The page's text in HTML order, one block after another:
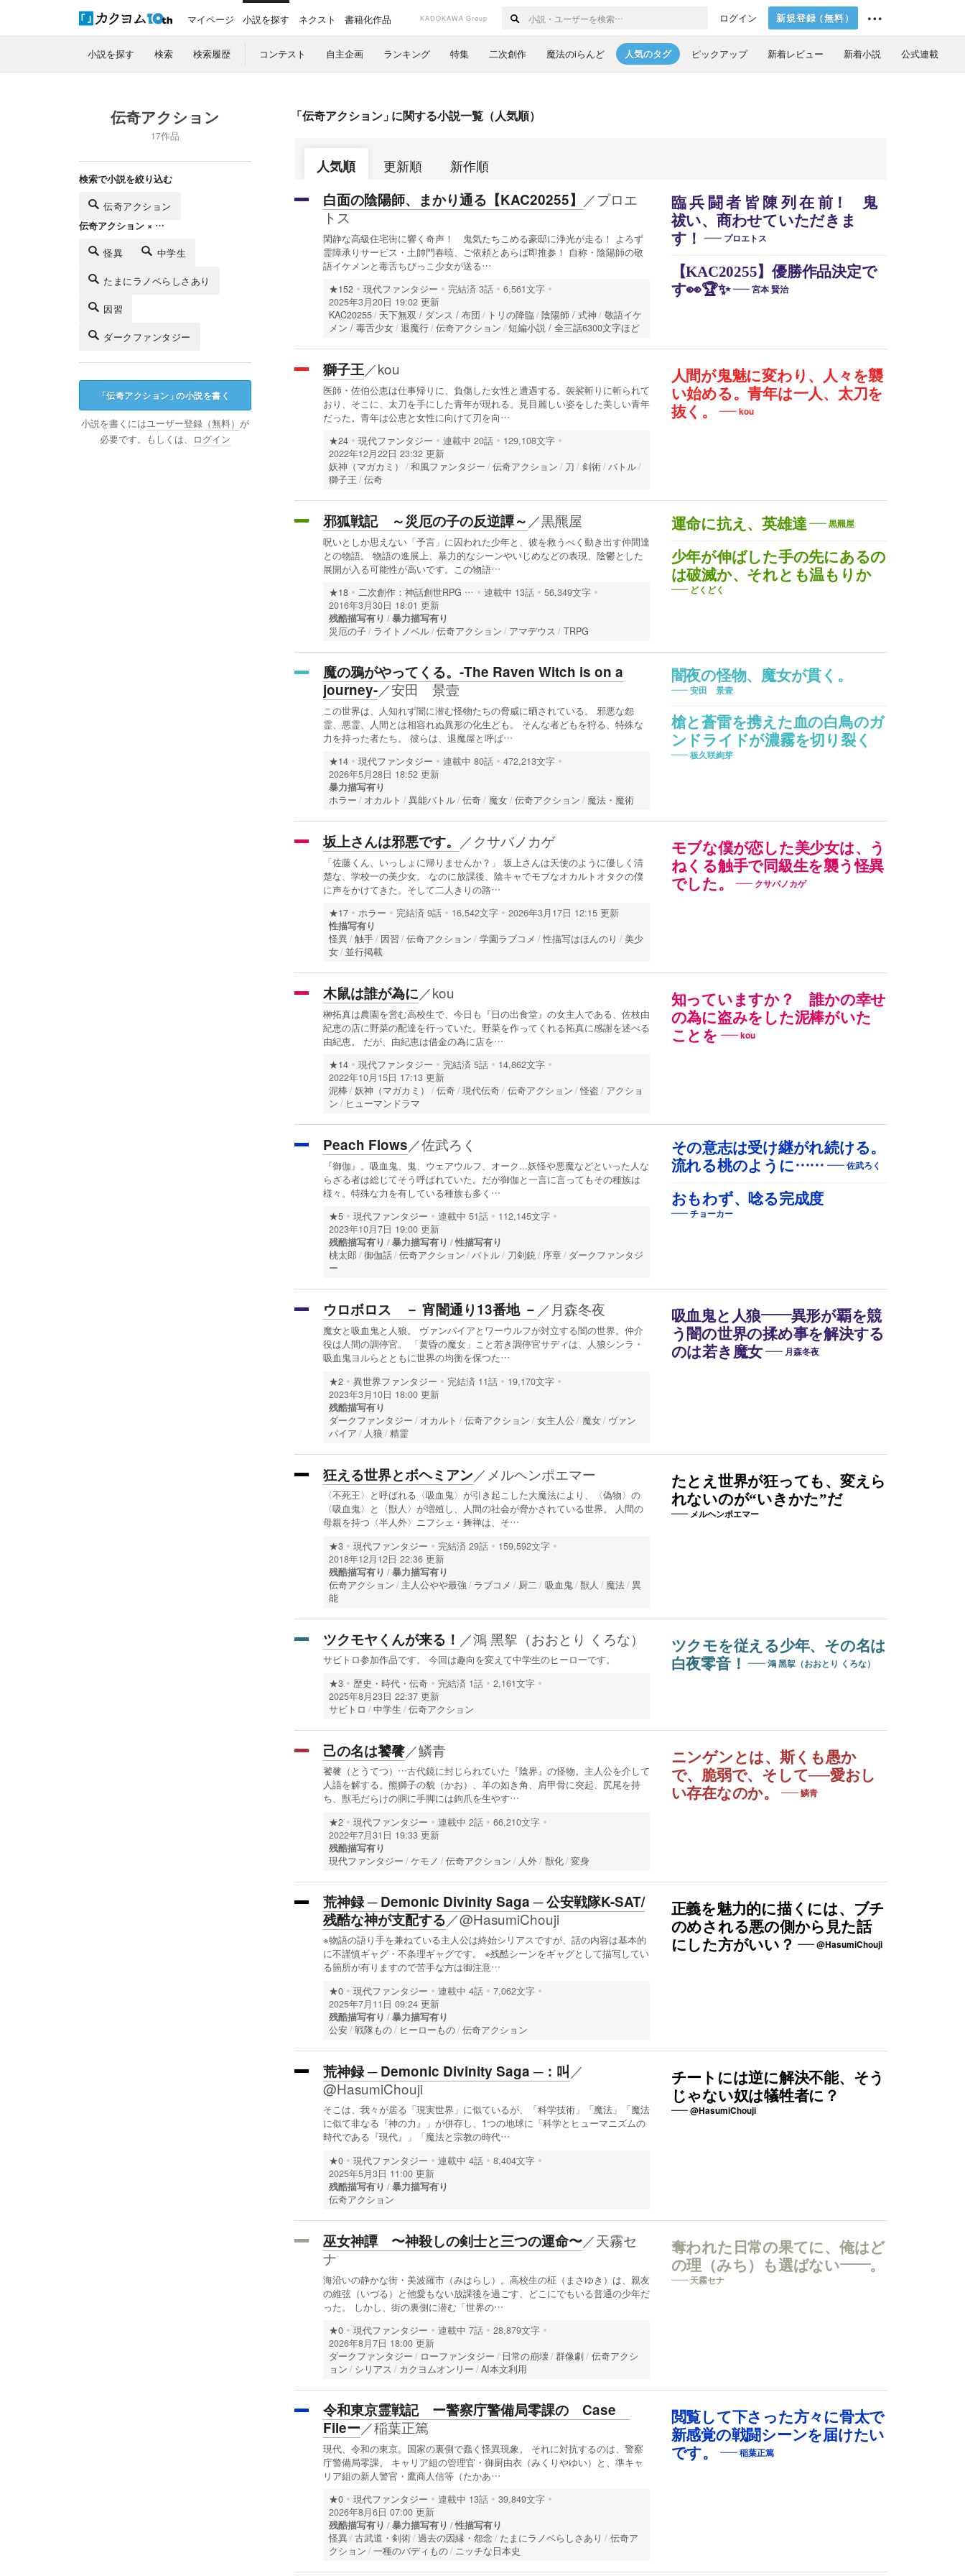
マイページ 小説を探す ネクスト 書籍化作品 KADOKAWA Group ログイン 新規登録（無料）
小説を探す 検索 検索履歴 コンテスト 自主企画 ランキング 特集 二次創作 魔法のiらんど 人気のタグ ピックアップ 新着レビュー 新着小説 公式連載
伝奇アクション
17作品
検索で小説を絞り込む
伝奇アクション
伝奇アクション × …
怪異 中学生
たまにラノベらしさあり
因習
ダークファンタジー
「伝奇アクション 」の小説を書く
小説を書くにはユーザー登録（無料） が
必要です。もしくは、
ログイン
「伝奇アクション 」に関する小説一覧（人気順）
人気順 更新順 新作順
臨 兵 闘 者 皆 陳 列 在 前！ 鬼
祓い、商わせていただきま
す！
プロエトス
【KAC20255】優勝作品決定で
す👀🏆️✨
宮本 賢治
白面の陰陽師、まかり通る【KAC20255】 ／プロエ
トス
閑静な高級住宅街に響く奇声！ 鬼気たちこめる豪邸に浄光が走る！ よろず
霊障承りサービス・土帥門春暁、ご依頼とあらば即推参！ 自称・陰陽師の敬
語イケメンと毒舌ちびっこ少女が送る…
★152 現代ファンタジー 完結済 3話
6,561文字
2025年3月20日 19:02 更新
KAC20255
天下無双 / ダンス / 布団 トリの降臨 陰陽師 / 式神
敬語イケ
メン / 毒舌少女 退魔行 伝奇アクション 短編小説 / 全三話6300文字ほど
人間が鬼魅に変わり、人々を襲
い始める。青年は一人、太刀を
抜く。
kou
獅子王／kou
医師・佐伯公恵は仕事帰りに、負傷した女性と遭遇する。袈裟斬りに斬られて
おり、そこに、太刀を手にした青年が現れる。見目麗しい姿をした美しい青年
だった。青年は公恵と女性に向けて刃を向…
★24 現代ファンタジー 連載中 20話
129,108文字
2022年12月22日 23:32 更新
妖神（マガカミ）
和風ファンタジー 伝奇アクション 刀 剣術 バトル
獅子王
伝奇
運命に抗え、英雄達 黒羆屋
少年が伸ばした手の先にあるの
は破滅か、それとも温もりか
どくどく
邪狐戦記 ～災厄の子の反逆譚～ ／黒羆屋
呪いとしか思えない「予言」に囚われた少年と、彼を救うべく動き出す仲間達
との物語。 物語の進展上、暴力的なシーンやいじめなどの表現、陰鬱とした
展開が入る可能性が高いです。この物語…
★18 二次創作：神話創世RPG … 連載中 13話
56,349文字
2016年3月30日 18:01 更新
残酷描写有り
暴力描写有り
災厄の子
ライトノベル 伝奇アクション アマデウス TRPG
闇夜の怪物、魔女が貫く。
安田 景壹
槍と蒼雷を携えた血の白鳥のガ
ンドライドが濃霧を切り裂く
板久咲絢芽
魔の鴉がやってくる。-The Raven Witch is on a
journey-／安田 景壹
この世界は、人知れず闇に潜む怪物たちの脅威に晒されている。 邪悪な怨
霊、悪霊、人間とは相容れぬ異形の化生ども。 そんな者どもを狩る、特殊な
力を持った者たち。 彼らは、退魔屋と呼ば…
★14 現代ファンタジー 連載中 80話
472,213文字
2026年5月28日 18:52 更新
暴力描写有り
ホラー
オカルト 異能バトル 伝奇 魔女 伝奇アクション 魔法・魔術
モブな僕が恋した美少女は、う
ねくる触手で同級生を襲う怪異
でした。
クサバノカゲ
坂上さんは邪悪です。 ／クサバノカゲ
「佐藤くん、いっしょに帰りませんか？」 坂上さんは天使のように優しく清
楚な、学校一の美少女。 なのに放課後、陰キャでモブなオカルトオタクの僕
に声をかけてきた。そして二人きりの路…
★17 ホラー 完結済 9話 16,542文字
2026年3月17日 12:15 更新
性描写有り
怪異 触手 因習 伝奇アクション 学園ラブコメ 性描写はほんのり
美少
女
並行掲載
知っていますか？ 誰かの幸せ
の為に盗みをした泥棒がいた
ことを
kou
木鼠は誰が為に／kou
榊拓真は農園を営む高校生で、今日も『日の出食堂』の女主人である、佐枝由
紀恵の店に野菜の配達を行っていた。野菜を作ってくれる拓真に感謝を述べる
由紀恵。 だが、由紀恵は借金の為に店を…
★14 現代ファンタジー 完結済 5話
14,862文字
2022年10月15日 17:13 更新
泥棒 妖神（マガカミ） 伝奇 現代伝奇 伝奇アクション 怪盗
アクショ
ン
ヒューマンドラマ
その意志は受け継がれ続ける。
流れる桃のように……
佐武ろく
おもわず、唸る完成度
チョーカー
Peach Flows／佐武ろく
『御伽』。吸血鬼、鬼、ウェアウルフ、オーク...妖怪や悪魔などといった人な
らざる者は総じてそう呼ばれていた。だが御伽と一言に言ってもその種族は
様々。特殊な力を有している種族も多く…
★5 現代ファンタジー 連載中 51話
112,145文字
2023年10月7日 19:00 更新
残酷描写有り
暴力描写有り
性描写有り
桃太郎
御伽話 伝奇アクション バトル 刀剣銃 序章
ダークファンタジ
ー
吸血鬼と人狼——異形が覇を競
う闇の世界の揉め事を解決する
のは若き魔女
月森冬夜
ウロボロス － 宵闇通り13番地 － ／ 月森冬夜
魔女と吸血鬼と人狼。 ヴァンパイアとワーウルフが対立する闇の世界。仲介
役は人間の調停官。 「黄昏の魔女」こと若き調停官サディは、人狼シンラ・
吸血鬼ヨルらとともに世界の均衡を保つた…
★2 異世界ファンタジー 完結済 11話
19,170文字
2023年3月10日 18:00 更新
残酷描写有り
ダークファンタジー
オカルト 伝奇アクション 女主人公 魔女
ヴァン
パイア
人狼 精霊
たとえ世界が狂っても、変えら
れないのが“いきかた”だ
メルヘンポエマー
狂える世界とボヘミアン／ メルヘンポエマー
〈不死王〉と呼ばれる〈吸血鬼〉が引き起こした大魔法により、〈偽物〉の
〈吸血鬼〉と〈獣人〉が増殖し、人間の社会が脅かされている世界。 人間の
母親を持つ〈半人外〉ニフシェ・舞禅は、そ…
★3 現代ファンタジー 完結済 29話
159,592文字
2018年12月12日 22:36 更新
残酷描写有り
暴力描写有り
伝奇アクション
主人公やや最強 ラブコメ 厨二 吸血鬼 獣人 魔法 異
能
ツクモを従える少年、その名は
白夜零音！
鴻 黑挐（おおとり くろな）
ツクモヤくんが来る！ ／鴻 黑挐（おおとり くろな）
サビトロ参加作品です。 今回は趣向を変えて中学生のヒーローです。
★3 歴史・時代・伝奇 完結済 1話
2,161文字
2025年8月23日 22:37 更新
サビトロ
中学生 伝奇アクション
ニンゲンとは、斯くも愚か
で、脆弱で、そして──愛おし
い存在なのか。
鱗青
己の名は饕餮／鱗青
饕餮（とうてつ）…古代鏡に封じられていた『陰界』の怪物。主人公を介して
人語を解する。熊獅子の貌（かお）、羊の如き角、肩甲骨に突起、尻尾を持
ち、獣毛だらけの胴に手脚には鉤爪を生やす…
★2 現代ファンタジー 連載中 2話
66,210文字
2022年7月31日 19:33 更新
残酷描写有り
現代ファンタジー
ケモノ 伝奇アクション 人外 獣化 変身
正義を魅力的に描くには、ブチ
のめされる悪の側から見た話
にした方がいい？
@HasumiChouji
荒神録 ─ Demonic Divinity Saga ─ 公安戦隊K-SAT/
残酷な神が支配する／@HasumiChouji
※物語の語り手を兼ねている主人公は終始シリアスですが、話の内容は基本的
に不謹慎ギャグ・不条理ギャグです。 ※残酷シーンをギャグとして描写してい
る箇所が有りますので苦手な方は御注意…
★0 現代ファンタジー 連載中 4話
7,062文字
2025年7月11日 09:24 更新
残酷描写有り
暴力描写有り
公安 戦隊もの ヒーローもの 伝奇アクション
チートには逆に解決不能、そう
じゃない奴は犠牲者に？
@HasumiChouji
荒神録 ─ Demonic Divinity Saga ─：叫 ／
@HasumiChouji
そこは、我々が居る「現実世界」に似ているが、「科学技術」「魔法」「魔法
に似て非なる『神の力』」が併存し、1つの地球に「科学とヒューマニズムの
時代である『現代』」「魔法と宗教の時代…
★0 現代ファンタジー 連載中 4話
8,404文字
2025年5月3日 11:00 更新
残酷描写有り
暴力描写有り
伝奇アクション
​奪われた日常の果てに、俺はど
の理（みち）も選ばない――。
天霧セナ
巫女神譚 〜神殺しの剣士と三つの運命〜／天霧セ
ナ
海沿いの静かな街・美波羅市（みはらし）。高校生の柾（まさゆき）は、親友
の維弦（いづる）と他愛もない放課後を過ごす、どこにでもいる普通の少年だ
った。 しかし、街の裏側に潜む「世界の…
★0 現代ファンタジー 連載中 7話
28,879文字
2026年8月7日 18:00 更新
ダークファンタジー
ローファンタジー 日常の崩壊 群像劇
伝奇アクシ
ョン
シリアス カクヨムオンリー AI本文利用
閲覧して下さった方々に骨太で
新感覚の戦闘シーンを届けたい
です。
稲葉正篤
令和東京霊戦記 ー警察庁警備局零課の Case
Fileー／稲葉正篤
現代、令和の東京。国家の裏側で蠢く怪異現象。 それに対抗するのは、警察
庁警備局零課。 キャリア組の管理官・御厨由衣（みくりやゆい）と、準キャ
リア組の新人警官・鷹商人信等（たかあ…
★0 現代ファンタジー 連載中 13話
39,849文字
2026年8月6日 07:00 更新
残酷描写有り
暴力描写有り
性描写有り
怪異 古武道・剣術 過去の因縁・怨念 たまにラノベらしさあり
伝奇ア
クション
一種のバディもの ニッチな日本史